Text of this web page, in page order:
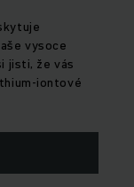
vysoce
jisti, že vás
iontové